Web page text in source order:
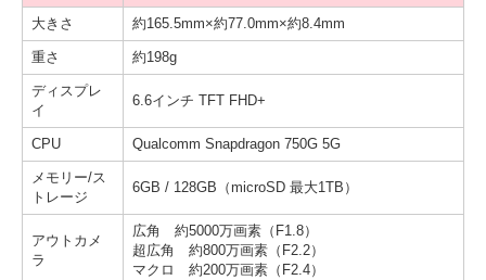
大きさ 約165.5mm×約77.0mm×約8.4mm
重さ 約198g
ディスプレ
イ
6.6インチ TFT FHD+
CPU Qualcomm Snapdragon 750G 5G
メモリー/ス
トレージ
6GB / 128GB（microSD 最大1TB）
アウトカメ
ラ
広角 約5000万画素（F1.8）
超広角 約800万画素（F2.2）
マクロ 約200万画素（F2.4）